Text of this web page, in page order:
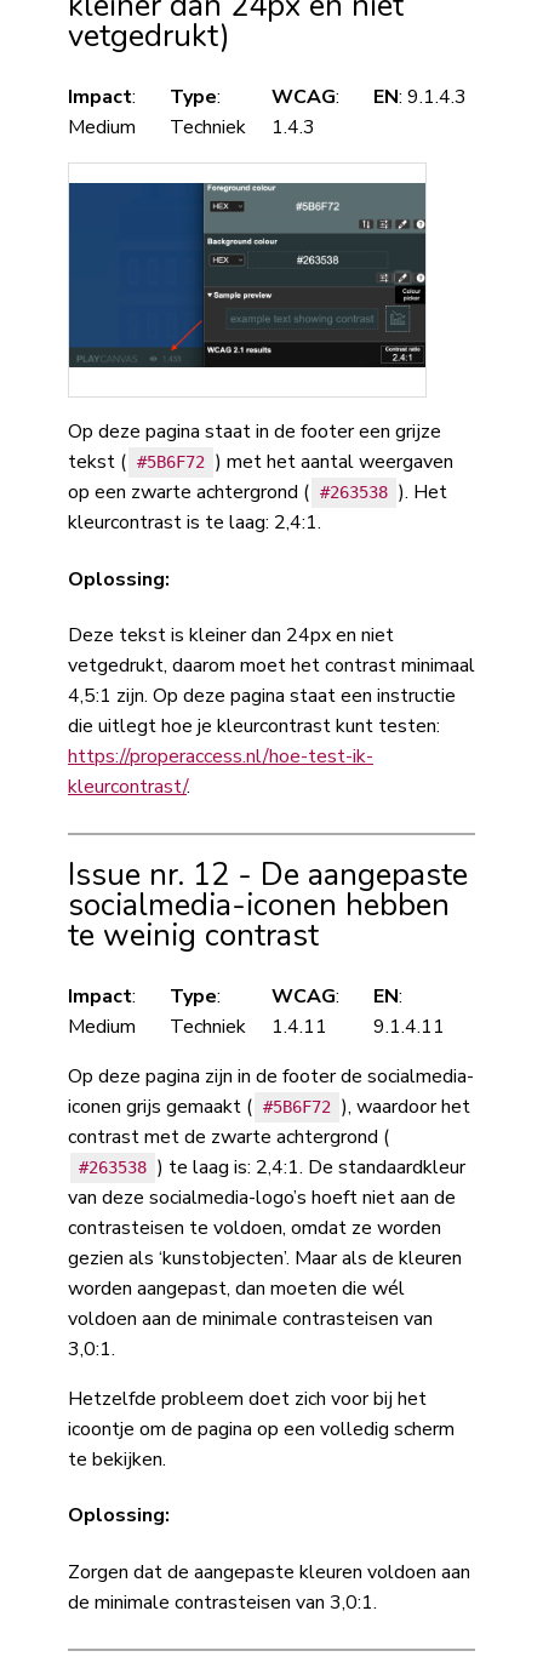
vetgedrukt)
Impact:
Medium
Type:
Techniek
WCAG:
1.4.3
EN: 9.1.4.3
Op deze pagina staat in de footer een grijze
tekst ( #5B6F72 ) met het aantal weergaven
op een zwarte achtergrond ( #263538 ). Het
kleurcontrast is te laag: 2,4:1.
Oplossing:
Deze tekst is kleiner dan 24px en niet
vetgedrukt, daarom moet het contrast minimaal
4,5:1 zijn. Op deze pagina staat een instructie
die uitlegt hoe je kleurcontrast kunt testen:
https://properaccess.nl/hoe-test-ik-
kleurcontrast/.
Issue nr. 12 - De aangepaste
socialmedia-iconen hebben
te weinig contrast
Impact:
Medium
Type:
Techniek
WCAG:
1.4.11
EN:
9.1.4.11
Op deze pagina zijn in de footer de socialmedia-
iconen grijs gemaakt ( #5B6F72
), waardoor het
contrast met de zwarte achtergrond (
#263538 ) te laag is: 2,4:1. De standaardkleur
van deze socialmedia-logo’s hoeft niet aan de
contrasteisen te voldoen, omdat ze worden
gezien als ‘kunstobjecten’. Maar als de kleuren
worden aangepast, dan moeten die wél
voldoen aan de minimale contrasteisen van
3,0:1.
Hetzelfde probleem doet zich voor bij het
icoontje om de pagina op een volledig scherm
te bekijken.
Oplossing:
Zorgen dat de aangepaste kleuren voldoen aan
de minimale contrasteisen van 3,0:1.